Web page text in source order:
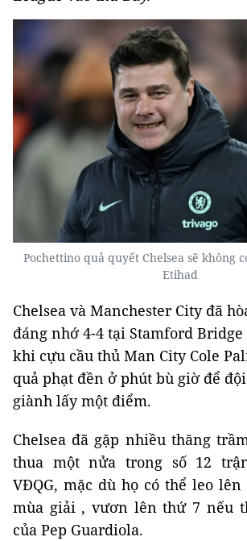
Pochettino quả quyết Chelsea sẽ không
Etihad
Chelsea và Manchester City đã
đáng nhớ 4-4 tại Stamford Bridge
khi cựu cầu thủ Man City Cole
quả phạt đền ở phút bù giờ để
giành lấy một điểm.
Chelsea đã gặp nhiều thăng
thua một nửa trong số 12
VĐQG, mặc dù họ có thể leo
mùa giải , vươn lên thứ 7 nếu
của Pep Guardiola.